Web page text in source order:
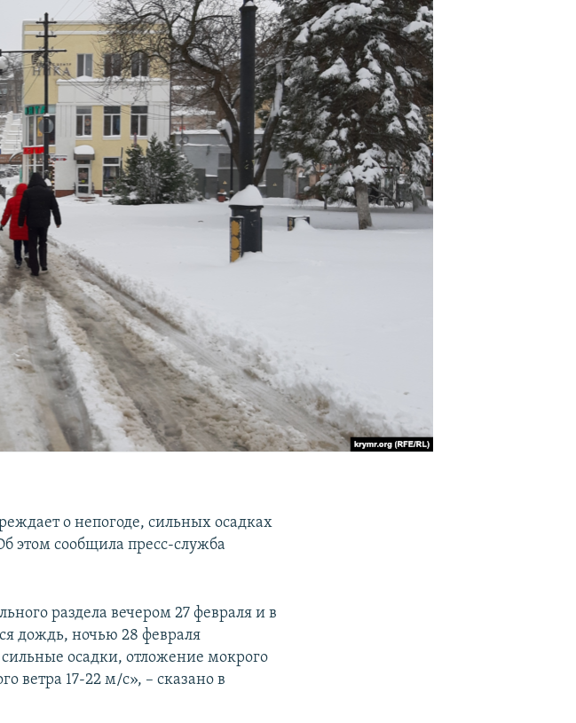
о непогоде, сильных осадках
этом сообщила пресс-служба
раздела вечером 27 февраля и в
дождь, ночью 28 февраля
осадки, отложение мокрого
ветра 17-22 м/с», – сказано в